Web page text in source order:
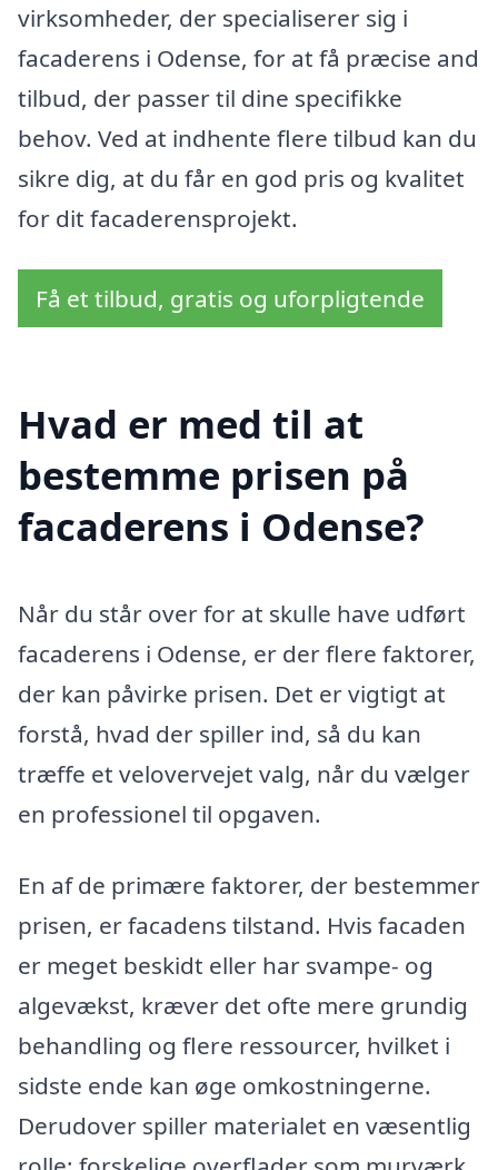
virksomheder, der specialiserer sig i
facaderens i Odense, for at få præcise and
tilbud, der passer til dine specifikke
behov. Ved at indhente flere tilbud kan du
sikre dig, at du får en god pris og kvalitet
for dit facaderensprojekt.
Få et tilbud, gratis og uforpligtende
Hvad er med til at
bestemme prisen på
facaderens i Odense?
Når du står over for at skulle have udført
facaderens i Odense, er der flere faktorer,
der kan påvirke prisen. Det er vigtigt at
forstå, hvad der spiller ind, så du kan
træffe et velovervejet valg, når du vælger
en professionel til opgaven.
En af de primære faktorer, der bestemmer
prisen, er facadens tilstand. Hvis facaden
er meget beskidt eller har svampe- og
algevækst, kræver det ofte mere grundig
behandling og flere ressourcer, hvilket i
sidste ende kan øge omkostningerne.
Derudover spiller materialet en væsentlig